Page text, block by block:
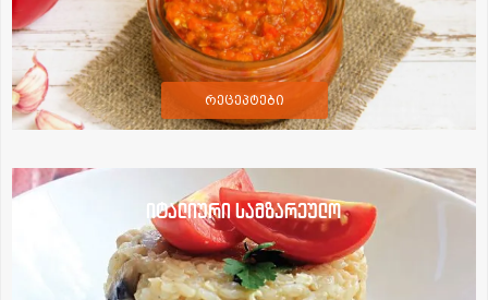
რეცეპტები
იტალიური სამზარეულო